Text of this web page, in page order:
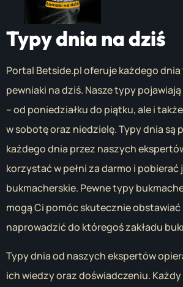
Typy dnia na dziś
Portal Betside.pl oferuje każdego
pewniaki na dziś. Nasze typy
– od poniedziałku do piątku, ale i
w sobotę oraz niedzielę. Typy dnia są
każdego dnia przez naszych
korzystać w pełni za darmo i pobierać
bukmacherskie. Pewne typy
mogą Ci pomóc skutecznie
naprowadzić do któregoś zakładu
Typy dnia od naszych ekspertów
ich wiedzy oraz doświadczeniu.